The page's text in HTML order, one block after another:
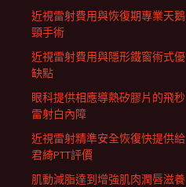
近視雷射費用與恢復期專業天鵝
頸手術
近視雷射費用與隱形鐵窗術式優
缺點
眼科提供相應導熱矽膠片的飛秒
雷射白內障
近視雷射精準安全恢復快提供給
君綺PTT評價
肌動減脂達到增強肌肉潤唇滋養